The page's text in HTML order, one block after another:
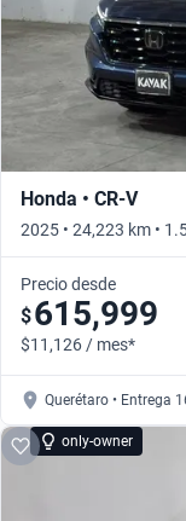
Honda • CR-V
2025 • 24,223 km •
Precio desde
$615,999
$11,126 / mes*
Querétaro • Entrega
only-owner